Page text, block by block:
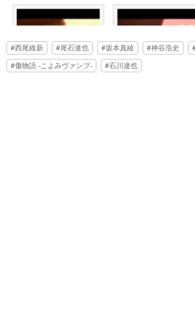
西尾維新 尾石達也 坂本真綾 神谷浩史
傷物語 -こよみヴァンプ-
石川達也